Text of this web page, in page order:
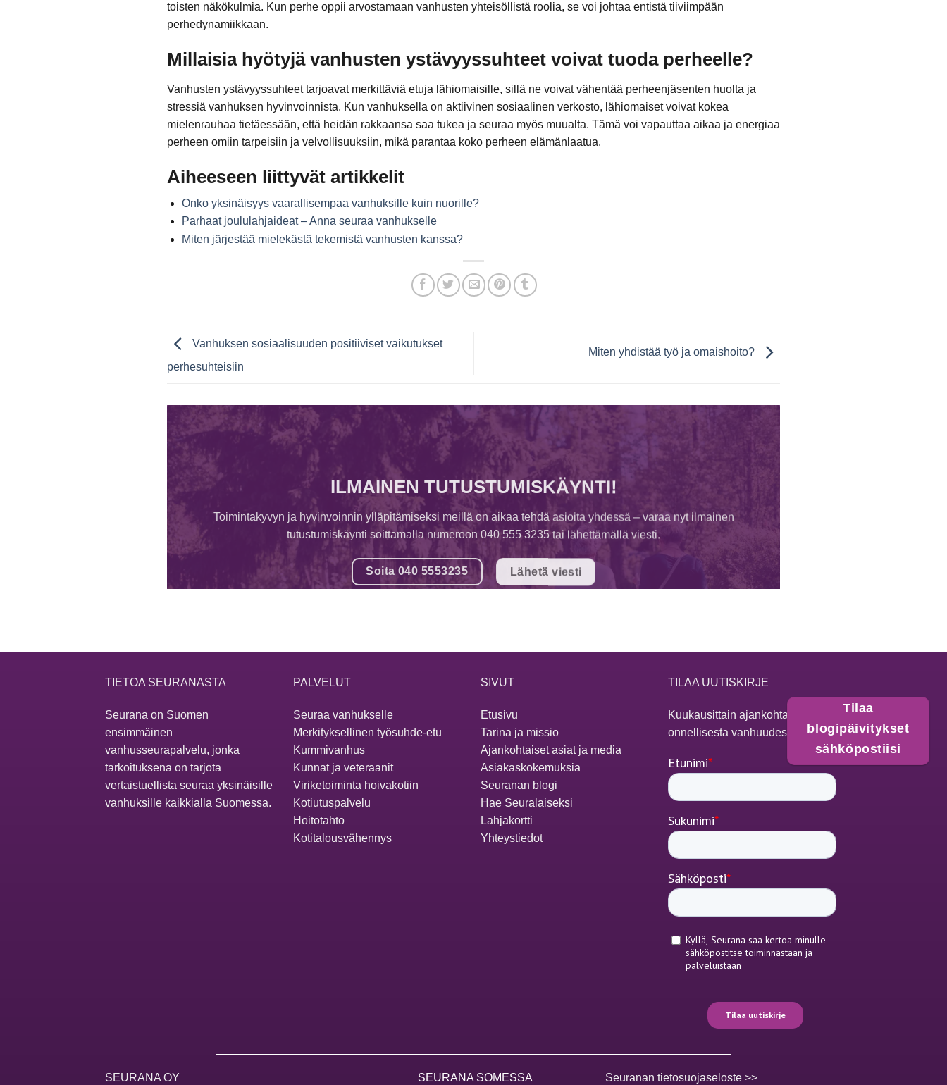
toisten näkökulmia. Kun perhe oppii arvostamaan vanhusten yhteisöllistä roolia, se voi johtaa entistä tiiviimpään
perhedynamiikkaan.
Millaisia hyötyjä vanhusten ystävyyssuhteet voivat tuoda perheelle?
Vanhusten ystävyyssuhteet tarjoavat merkittäviä etuja lähiomaisille, sillä ne voivat vähentää perheenjäsenten huolta ja
stressiä vanhuksen hyvinvoinnista. Kun vanhuksella on aktiivinen sosiaalinen verkosto, lähiomaiset voivat kokea
mielenrauhaa tietäessään, että heidän rakkaansa saa tukea ja seuraa myös muualta. Tämä voi vapauttaa aikaa ja energiaa
perheen omiin tarpeisiin ja velvollisuuksiin, mikä parantaa koko perheen elämänlaatua.
Aiheeseen liittyvät artikkelit
Onko yksinäisyys vaarallisempaa vanhuksille kuin nuorille?
Parhaat joululahjaideat – Anna seuraa vanhukselle
Miten järjestää mielekästä tekemistä vanhusten kanssa?
Vanhuksen sosiaalisuuden positiiviset vaikutukset
perhesuhteisiin
Miten yhdistää työ ja omaishoito?
Tilaa
blogipäivitykset
sähköpostiisi
ILMAINEN TUTUSTUMISKÄYNTI!
Toimintakyvyn ja hyvinvoinnin ylläpitämiseksi meillä on aikaa tehdä asioita yhdessä – varaa nyt ilmainen
tutustumiskäynti soittamalla numeroon 040 555 3235 tai lähettämällä viesti.
Soita 040 5553235 Lähetä viesti
TIETOA SEURANASTA
Seurana on Suomen
ensimmäinen
vanhusseurapalvelu, jonka
tarkoituksena on tarjota
vertaistuellista seuraa yksinäisille
vanhuksille kaikkialla Suomessa.
PALVELUT
Seuraa vanhukselle
Merkityksellinen työsuhde-etu
Kummivanhus
Kunnat ja veteraanit
Viriketoiminta hoivakotiin
Kotiutuspalvelu
Hoitotahto
Kotitalousvähennys
SIVUT
Etusivu
Tarina ja missio
Ajankohtaiset asiat ja media
Asiakaskokemuksia
Seuranan blogi
Hae Seuralaiseksi
Lahjakortti
Yhteystiedot
TILAA UUTISKIRJE
Kuukausittain ajankohtaista asiaa
onnellisesta vanhuudesta
SEURANA OY SEURANA SOMESSA Seuranan tietosuojaseloste >>